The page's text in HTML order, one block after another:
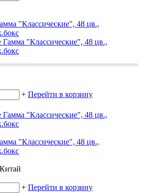
"Классические", 48 цв.,
+ Перейти в корзину
"Классические", 48 цв.,
+ Перейти в корзину